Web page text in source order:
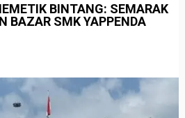
BINTANG: SEMARAK
BAZAR SMK YAPPENDA